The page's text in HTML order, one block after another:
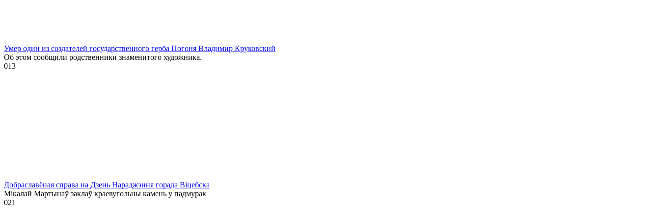
Умер один из создателей государственного герба Погоня Владимир Круковский
Об этом сообщили родственники знаменитого художника.
013
Добраславёная справа на Дзень Нараджэння горада Віцебска
Мікалай Мартынаў заклаў краевугольны камень у падмурак
021